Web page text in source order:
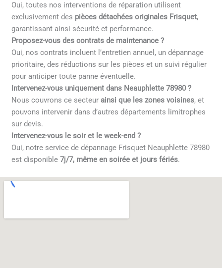
Oui, toutes nos interventions de réparation utilisent
exclusivement des pièces détachées originales Frisquet,
garantissant ainsi sécurité et performance.
Proposez-vous des contrats de maintenance ?
Oui, nos contrats incluent l’entretien annuel, un dépannage
prioritaire, des réductions sur les pièces et un suivi régulier
pour anticiper toute panne éventuelle.
Intervenez-vous uniquement dans Neauphlette 78980 ?
Nous couvrons ce secteur ainsi que les zones voisines, et
pouvons intervenir dans d’autres départements limitrophes
sur devis.
Intervenez-vous le soir et le week-end ?
Oui, notre service de dépannage Frisquet Neauphlette 78980
est disponible7j/7, même en soirée et jours fériés.